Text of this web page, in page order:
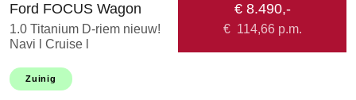
Ford FOCUS Wagon
1.0 Titanium D-riem nieuw!
Navi l Cruise l
Keyless l Parkeerhulp l
Trekhaak l TOPSTAAT!
€ 8.490,-
€ 114,66p.m.
Zuinig